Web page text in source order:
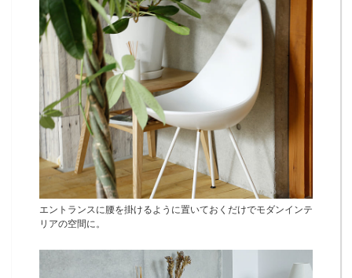
エントランスに腰を掛けるように置いておくだけでモダンインテ
リアの空間に。